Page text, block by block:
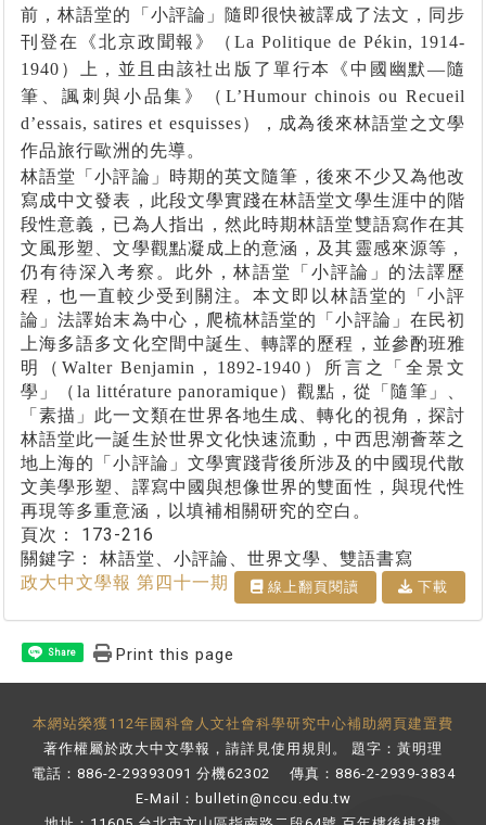
前，林語堂的「小評論」隨即很快被譯成了法文，同步
刊登在《北京政聞報》（La Politique de Pékin, 1914-
1940 ）上，並且由該社出版了單行本《中國幽默―隨
筆、諷刺與小品集》（L’Humour chinois ou Recueil
d’essais, satires et esquisses），成為後來林語堂之文學
作品旅行歐洲的先導。
林語堂「小評論」時期的英文隨筆，後來不少又為他改
寫成中文發表，此段文學實踐在林語堂文學生涯中的階
段性意義，已為人指出，然此時期林語堂雙語寫作在其
文風形塑、文學觀點凝成上的意涵，及其靈感來源等，
仍有待深入考察。此外，林語堂「小評論」的法譯歷
程，也一直較少受到關注。本文即以林語堂的「小評
論」法譯始末為中心，爬梳林語堂的「小評論」在民初
上海多語多文化空間中誕生、轉譯的歷程，並參酌班雅
明（ Walter Benjamin ， 1892-1940 ）所言之「全景文
學」（ la littérature panoramique）觀點，從「隨筆」、
「素描」此一文類在世界各地生成、轉化的視角，探討
林語堂此一誕生於世界文化快速流動，中西思潮薈萃之
地上海的「小評論」文學實踐背後所涉及的中國現代散
文美學形塑、譯寫中國與想像世界的雙面性，與現代性
再現等多重意涵，以填補相關研究的空白。
頁次： 173-216
關鍵字： 林語堂、小評論、世界文學、雙語書寫
政大中文學報 第四十一期
線上翻⾴閱讀 下載
Share Print this page
本網站榮獲112年國科會人文社會科學研究中心補助網頁建置費
著作權屬於政大中文學報，請詳見使用規則 。 題字：黃明理
電話：886-2-29393091 分機62302 傳真：886-2-2939-3834
E-Mail： bulletin@nccu.edu.tw